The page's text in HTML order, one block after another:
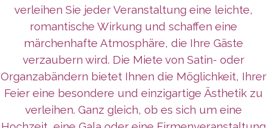
verleihen Sie jeder Veranstaltung eine leichte,
romantische Wirkung und schaffen eine
märchenhafte Atmosphäre, die Ihre Gäste
verzaubern wird. Die Miete von Satin- oder
Organzabändern bietet Ihnen die Möglichkeit, Ihrer
Feier eine besondere und einzigartige Ästhetik zu
verleihen. Ganz gleich, ob es sich um eine